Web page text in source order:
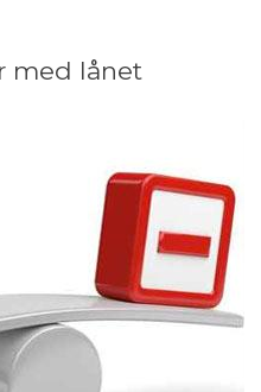
med lånet